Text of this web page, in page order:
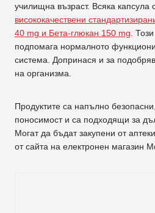
училищна възраст. Всяка капсула
висококачествени
40 mg и Бета-глюкан 150 mg .
подпомага нормалното
система. Допринася и за
на организма.
Продуктите са напълно
поносимост и са подходящи за
Могат да бъдат закупени от
от сайта на електронен магазин